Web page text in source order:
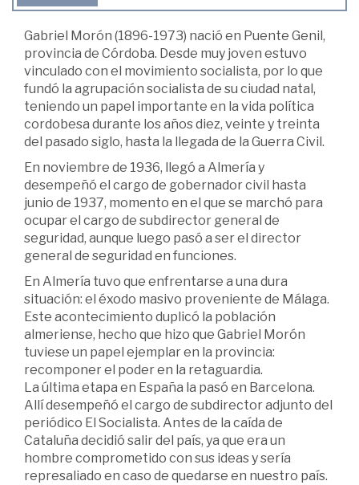
Gabriel Morón (1896-1973) nació en Puente Genil,
provincia de Córdoba. Desde muy joven estuvo
vinculado con el movimiento socialista, por lo que
fundó la agrupación socialista de su ciudad natal,
teniendo un papel importante en la vida política
cordobesa durante los años diez, veinte y treinta
del pasado siglo, hasta la llegada de la Guerra Civil.
En noviembre de 1936, llegó a Almería y
desempeñó el cargo de gobernador civil hasta
junio de 1937, momento en el que se marchó para
ocupar el cargo de subdirector general de
seguridad, aunque luego pasó a ser el director
general de seguridad en funciones.
En Almería tuvo que enfrentarse a una dura
situación: el éxodo masivo proveniente de Málaga.
Este acontecimiento duplicó la población
almeriense, hecho que hizo que Gabriel Morón
tuviese un papel ejemplar en la provincia:
recomponer el poder en la retaguardia.
La última etapa en España la pasó en Barcelona.
Allí desempeñó el cargo de subdirector adjunto del
periódico El Socialista. Antes de la caída de
Cataluña decidió salir del país, ya que era un
hombre comprometido con sus ideas y sería
represaliado en caso de quedarse en nuestro país.